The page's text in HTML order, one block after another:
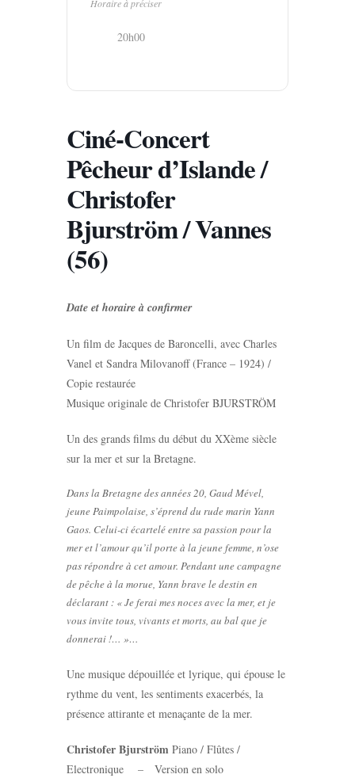
Horaire à préciser
20h00
Ciné-Concert
Pêcheur d’Islande /
Christofer
Bjurström / Vannes
(56)
Date et horaire à confirmer
Un film de Jacques de Baroncelli, avec Charles
Vanel et Sandra Milovanoff (France – 1924) /
Copie restaurée
Musique originale de Christofer BJURSTRÖM
Un des grands films du début du XXème siècle
sur la mer et sur la Bretagne.
Dans la Bretagne des années 20, Gaud Mével,
jeune Paimpolaise, s’éprend du rude marin Yann
Gaos. Celui-ci écartelé entre sa passion pour la
mer et l’amour qu’il porte à la jeune femme, n’ose
pas répondre à cet amour. Pendant une campagne
de pêche à la morue, Yann brave le destin en
déclarant : « Je ferai mes noces avec la mer, et je
vous invite tous, vivants et morts, au bal que je
donnerai !… »…
Une musique dépouillée et lyrique, qui épouse le
rythme du vent, les sentiments exacerbés, la
présence attirante et menaçante de la mer.
Christofer Bjurström Piano / Flûtes /
Electronique – Version en solo